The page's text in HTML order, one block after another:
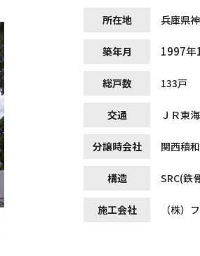
所在地 兵庫県
築年月 1997年
総戸数 133戸
交通 ＪＲ東
分譲時会社 関西積
構造 SRC(鉄
施工会社 （株）